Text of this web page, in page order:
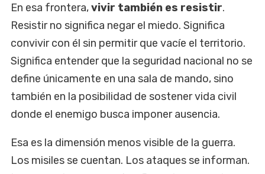
En esa frontera,vivir también es resistir.
Resistir no significa negar el miedo. Significa
convivir con él sin permitir que vacíe el territorio.
Significa entender que la seguridad nacional no se
define únicamente en una sala de mando, sino
también en la posibilidad de sostener vida civil
donde el enemigo busca imponer ausencia.
Esa es la dimensión menos visible de la guerra.
Los misiles se cuentan. Los ataques se informan.